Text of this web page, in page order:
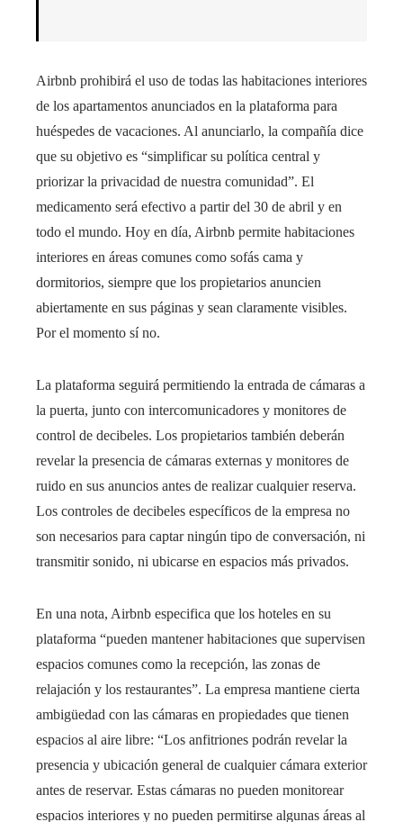
Airbnb prohibirá el uso de todas las habitaciones interiores
de los apartamentos anunciados en la plataforma para
huéspedes de vacaciones. Al anunciarlo, la compañía dice
que su objetivo es “simplificar su política central y
priorizar la privacidad de nuestra comunidad”. El
medicamento será efectivo a partir del 30 de abril y en
todo el mundo. Hoy en día, Airbnb permite habitaciones
interiores en áreas comunes como sofás cama y
dormitorios, siempre que los propietarios anuncien
abiertamente en sus páginas y sean claramente visibles.
Por el momento sí no.
La plataforma seguirá permitiendo la entrada de cámaras a
la puerta, junto con intercomunicadores y monitores de
control de decibeles. Los propietarios también deberán
revelar la presencia de cámaras externas y monitores de
ruido en sus anuncios antes de realizar cualquier reserva.
Los controles de decibeles específicos de la empresa no
son necesarios para captar ningún tipo de conversación, ni
transmitir sonido, ni ubicarse en espacios más privados.
En una nota, Airbnb especifica que los hoteles en su
plataforma “pueden mantener habitaciones que supervisen
espacios comunes como la recepción, las zonas de
relajación y los restaurantes”. La empresa mantiene cierta
ambigüedad con las cámaras en propiedades que tienen
espacios al aire libre: “Los anfitriones podrán revelar la
presencia y ubicación general de cualquier cámara exterior
antes de reservar. Estas cámaras no pueden monitorear
espacios interiores y no pueden permitirse algunas áreas al